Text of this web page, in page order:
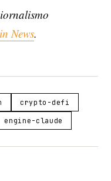
News.
crypto-defi
engine-claude